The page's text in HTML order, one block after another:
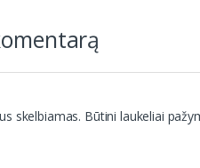
skelbiamas. Būtini laukeliai